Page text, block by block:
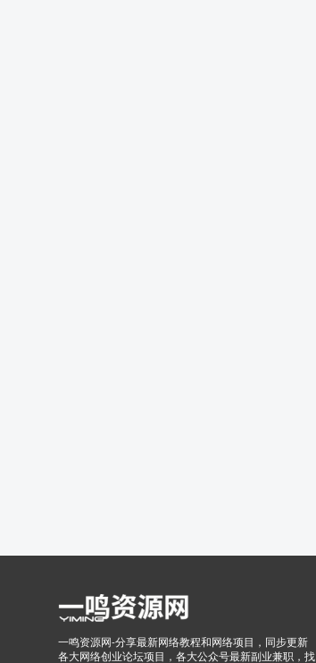
一鸣资源网-分享最新网络教程和网络项目，同步更新
各大网络创业论坛项目，各大公众号最新副业兼职，找